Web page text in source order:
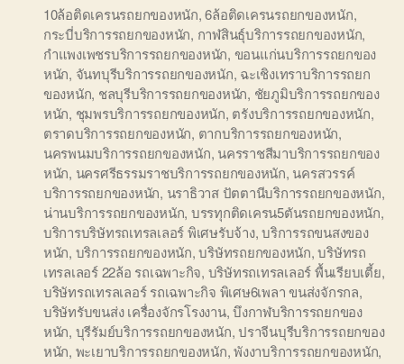
10ล้อติดเครนรถยกของหนัก,6ล้อติดเครนรถยกของหนัก,
กระบี่บริการรถยกของหนัก, กาฬสินธุ์บริการรถยกของหนัก,
กำแพงเพชรบริการรถยกของหนัก, ขอนแก่นบริการรถยกของ
หนัก, จันทบุรีบริการรถยกของหนัก, ฉะเชิงเทราบริการรถยก
ของหนัก, ชลบุรีบริการรถยกของหนัก, ชัยภูมิบริการรถยกของ
หนัก, ชุมพรบริการรถยกของหนัก, ตรังบริการรถยกของหนัก,
ตราดบริการรถยกของหนัก, ตากบริการรถยกของหนัก,
นครพนมบริการรถยกของหนัก, นครราชสีมาบริการรถยกของ
หนัก, นครศรีธรรมราชบริการรถยกของหนัก, นครสวรรค์
บริการรถยกของหนัก, นราธิวาส ปัตตานีบริการรถยกของหนัก,
น่านบริการรถยกของหนัก, บรรทุกติดเครน5ตันรถยกของหนัก,
บริการบริษัทรถเทรลเลอร์ พิเศษรับจ้าง,บริการรถขนสงของ
หนัก, บริการรถยกของหนัก,บริษัทรถยกของหนัก,บริษัทรถ
เทรลเลอร์ 22ล้อ รถเฉพาะกิจ, บริษัทรถเทรลเลอร์ พื้นเรียบเตี้ย,
บริษัทรถเทรลเลอร์ รถเฉพาะกิจ พิเศษ6เพลา ขนส่งจักรกล,
บริษัทรับขนส่ง เครื่องจักรโรงงาน,บึงกาฬบริการรถยกของ
หนัก, บุรีรัมย์บริการรถยกของหนัก,ปราจีนบุรีบริการรถยกของ
หนัก, พะเยาบริการรถยกของหนัก,พังงาบริการรถยกของหนัก,